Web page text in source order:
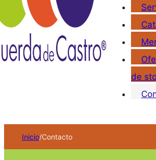
de
Inicio/Contacto